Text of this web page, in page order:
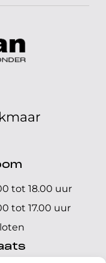
tot 18.00 uur
tot 17.00 uur